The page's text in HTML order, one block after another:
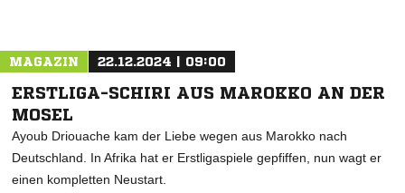
MAGAZIN 22.12.2024 | 09:00
ERSTLIGA-SCHIRI AUS MAROKKO AN DER
MOSEL
Ayoub Driouache kam der Liebe wegen aus Marokko nach
Deutschland. In Afrika hat er Erstligaspiele gepfiffen, nun wagt er
einen kompletten Neustart.